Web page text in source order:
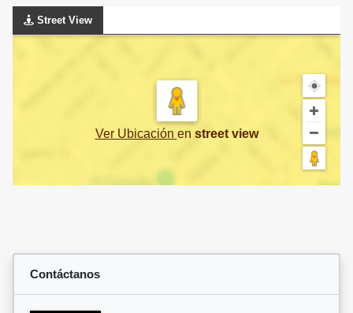
Street View
Ver Ubicación en street view
Contáctanos